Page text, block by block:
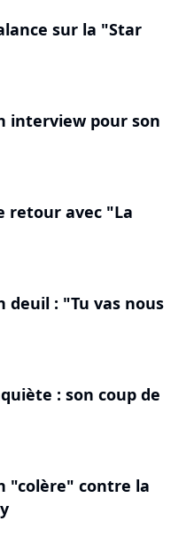
sur la "Star
interview pour son
retour avec "La
deuil : "Tu vas nous
: son coup de
"colère" contre la